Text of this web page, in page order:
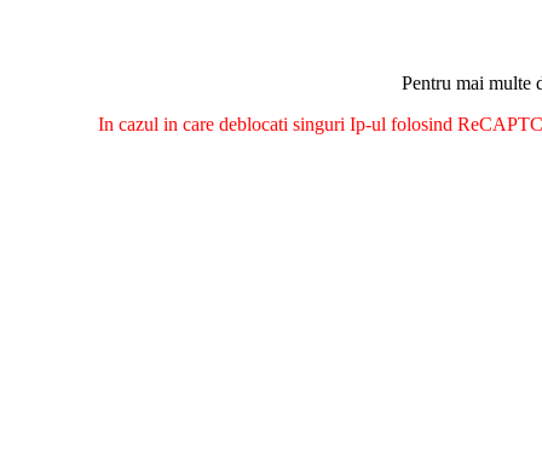
Pentru mai multe
In cazul in care deblocati singuri Ip-ul folosind